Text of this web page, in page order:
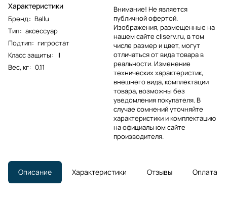
Характеристики
Бренд: Ballu
Тип: аксессуар
Подтип: гигростат
Класс защиты: II
Вес, кг: 0.11
Внимание! Не является
публичной офертой.
Изображения, размещенные на
нашем сайте cliserv.ru, в том
числе размер и цвет, могут
отличаться от вида товара в
реальности. Изменение
технических характеристик,
внешнего вида, комплектации
товара, возможны без
уведомления покупателя. В
случае сомнений уточняйте
характеристики и комплектацию
на официальном сайте
производителя.
Описание Характеристики Отзывы Оплата